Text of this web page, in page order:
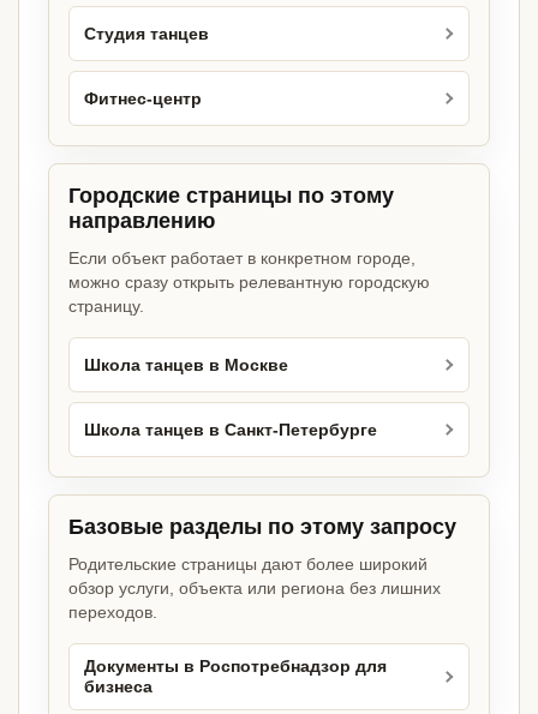
Студия танцев
Фитнес-центр
Городские страницы по этому
направлению
Если объект работает в конкретном городе,
можно сразу открыть релевантную городскую
страницу.
Школа танцев в Москве
Школа танцев в Санкт-Петербурге
Базовые разделы по этому запросу
Родительские страницы дают более широкий
обзор услуги, объекта или региона без лишних
переходов.
Документы в Роспотребнадзор для
бизнеса